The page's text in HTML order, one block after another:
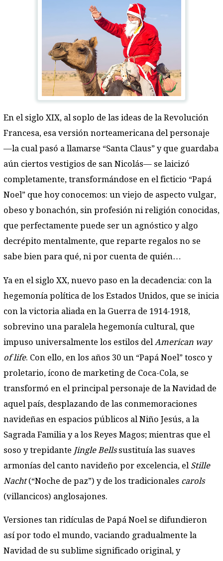
En el siglo XIX, al soplo de las ideas de la Revolución
Francesa, esa versión norteamericana del personaje
—la cual pasó a llamarse “Santa Claus” y que guardaba
aún ciertos vestigios de san Nicolás— se laicizó
completamente, transformándose en el ficticio “Papá
Noel” que hoy conocemos: un viejo de aspecto vulgar,
obeso y bonachón, sin profesión ni religión conocidas,
que perfectamente puede ser un agnóstico y algo
decrépito mentalmente, que reparte regalos no se
sabe bien para qué, ni por cuenta de quién…
Ya en el siglo XX, nuevo paso en la decadencia: con la
hegemonía política de los Estados Unidos, que se inicia
con la victoria aliada en la Guerra de 1914-1918,
sobrevino una paralela hegemonía cultural, que
impuso universalmente los estilos del American way
of life. Con ello, en los años 30 un “Papá Noel” tosco y
proletario, ícono de marketing de Coca-Cola, se
transformó en el principal personaje de la Navidad de
aquel país, desplazando de las conmemoraciones
navideñas en espacios públicos al Niño Jesús, a la
Sagrada Familia y a los Reyes Magos; mientras que el
soso y trepidante Jingle Bellssustituía las suaves
armonías del canto navideño por excelencia, el Stille
Nacht(“Noche de paz”) y de los tradicionales carols
(villancicos) anglosajones.
Versiones tan ridículas de Papá Noel se difundieron
así por todo el mundo, vaciando gradualmente la
Navidad de su sublime significado original, y